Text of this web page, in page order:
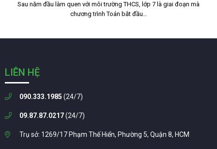
Sau năm đầu làm quen với môi trường THCS, lớp 7 là giai đoạn mà
chương trình Toán bắt đầu…
LIÊN HỆ
090.333.1985 (24/7)
09.87.87.0217(24/7)
Trụ sở: 1269/17 Phạm Thế Hiển, Phường 5, Quận 8, HCM